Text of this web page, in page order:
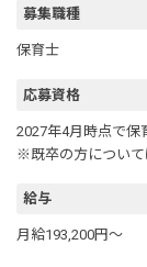
募集職種
保育士
応募資格
2027年4月時点で保
※既卒の方について
給与
月給193,200円～